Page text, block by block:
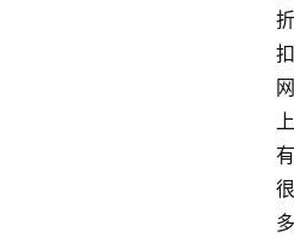
折
扣
网
上
有
很
多